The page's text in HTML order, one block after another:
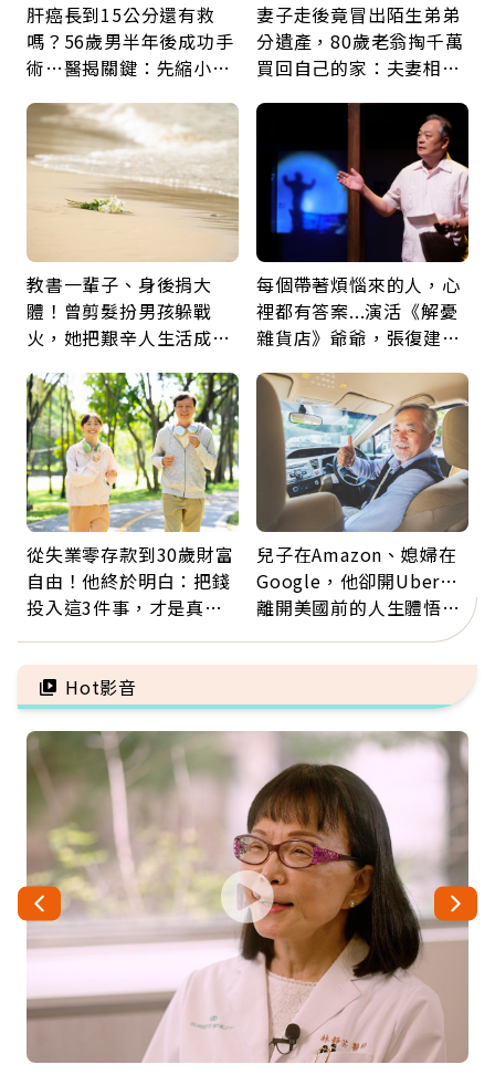
肝癌長到15公分還有救
嗎？56歲男半年後成功手
術…醫揭關鍵：先縮小腫
妻子走後竟冒出陌生弟弟
分遺產，80歲老翁掏千萬
買回自己的家：夫妻相守
教書一輩子、身後捐大
體！曾剪髮扮男孩躲戰
火，她把艱辛人生活成風
福
每個帶著煩惱來的人，心
裡都有答案...演活《解憂
雜貨店》爺爺，張復建：
善待自己
從失業零存款到30歲財富
自由！他終於明白：把錢
投入這3件事，才是真正
兒子在Amazon、媳婦在
Google，他卻開Uber…
離開美國前的人生體悟：
Hot影音